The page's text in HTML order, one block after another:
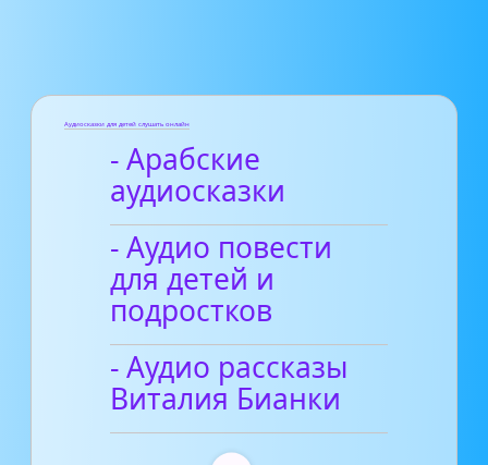
Аудиосказки для детей слушать онлайн
- Арабские
аудиосказки
- Аудио повести
для детей и
подростков
- Аудио рассказы
Виталия Бианки